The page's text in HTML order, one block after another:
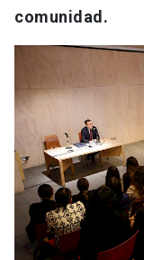
comunidad.